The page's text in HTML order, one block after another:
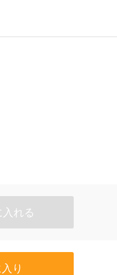
入れる
り